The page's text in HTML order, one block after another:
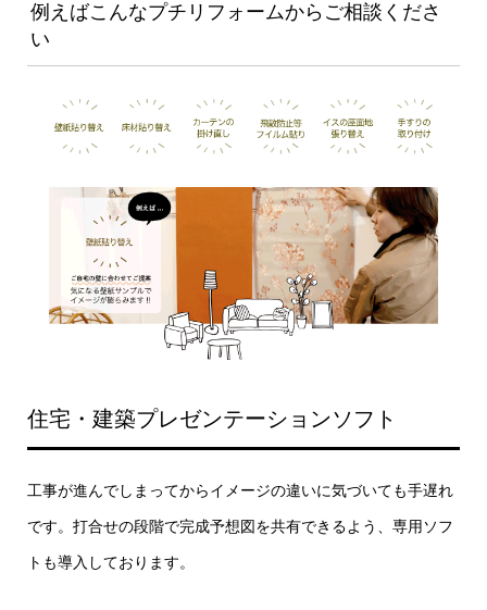
例えばこんなプチリフォームからご相談くださ
い
住宅・建築プレゼンテーションソフト
工事が進んでしまってからイメージの違いに気づいても手遅れ
です。打合せの段階で完成予想図を共有できるよう、専用ソフ
トも導入しております。